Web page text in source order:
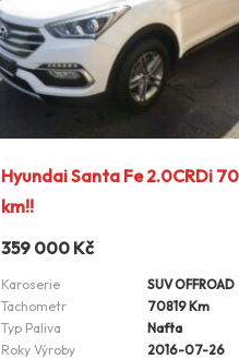
Hyundai Santa Fe 2.0CRDi
km!!
359 000 Kč
Karoserie
SUV OFFROAD
Tachometr
70819 Km
Typ Paliva
Nafta
Roky Výroby
2016-07-26